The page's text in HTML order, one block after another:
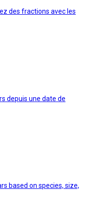
des fractions avec les
depuis une date de
based on species, size,